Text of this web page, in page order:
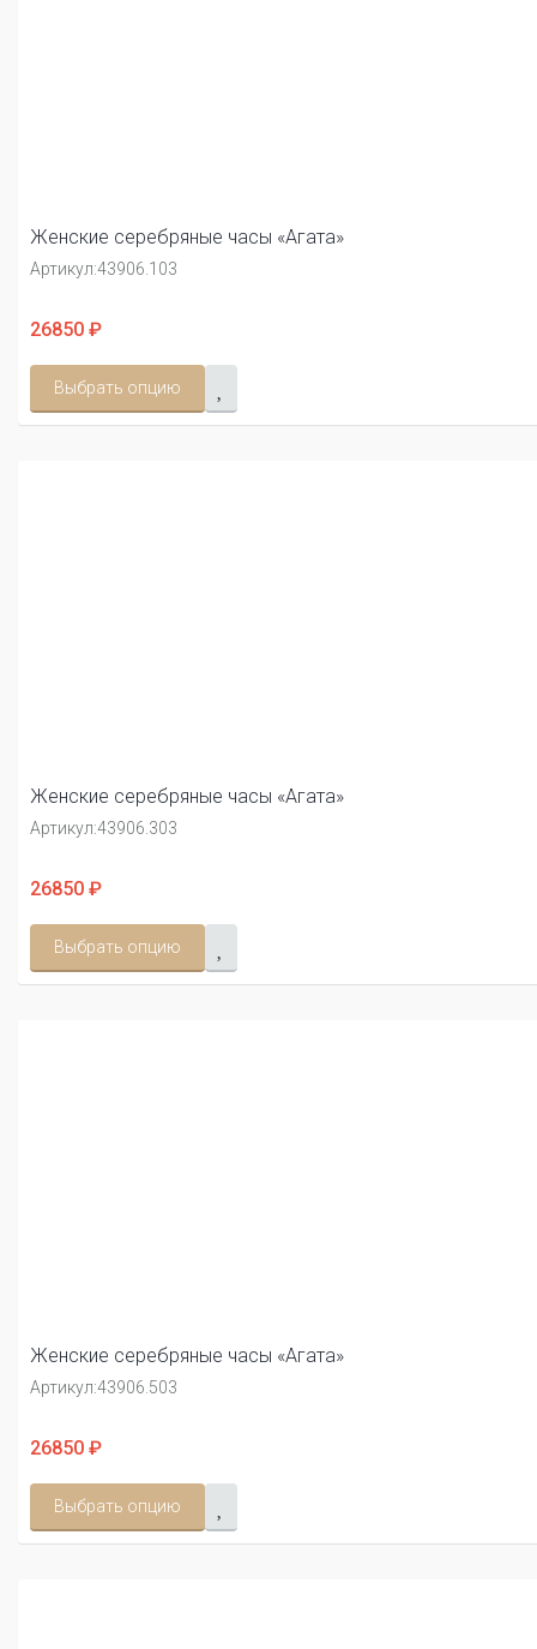
Женские серебряные часы «Агата»
Артикул:43906.103
26850 ₽
Выбрать опцию
Женские серебряные часы «Агата»
Артикул:43906.303
26850 ₽
Выбрать опцию
Женские серебряные часы «Агата»
Артикул:43906.503
26850 ₽
Выбрать опцию